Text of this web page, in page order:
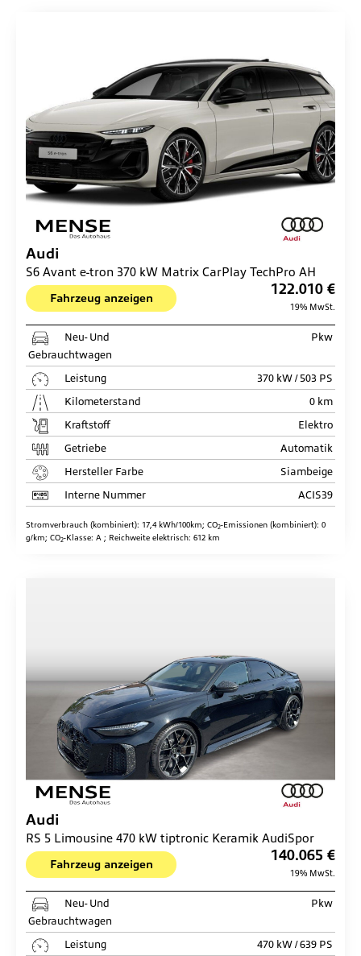
Audi
S6 Avant e-tron 370 kW Matrix CarPlay TechPro AH
Fahrzeug anzeigen
122.010 €
19% MwSt.
Neu- Und
Gebrauchtwagen
Pkw
Leistung
370 kW / 503 PS
Kilometerstand
0 km
Kraftstoff
Elektro
Getriebe
Automatik
Hersteller Farbe
Siambeige
Interne Nummer
ACIS39
Stromverbrauch (kombiniert): 17,4 kWh/100km; CO2-Emissionen (kombiniert): 0
g/km; CO2-Klasse: A ; Reichweite elektrisch: 612 km
Audi
RS 5 Limousine 470 kW tiptronic Keramik AudiSpor
Fahrzeug anzeigen
140.065 €
19% MwSt.
Neu- Und
Gebrauchtwagen
Pkw
Leistung
470 kW / 639 PS